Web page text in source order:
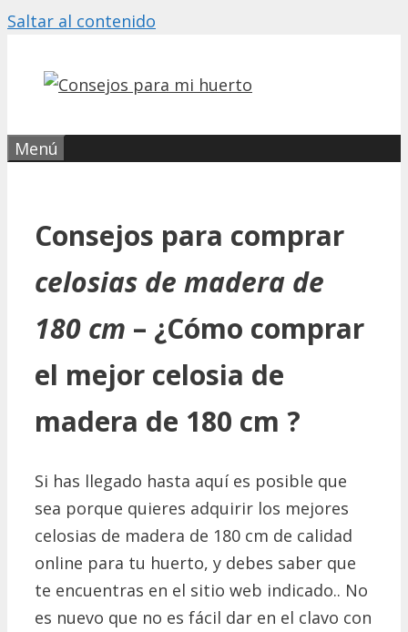
Saltar al contenido
Menú
Consejos para comprar
celosias de madera de
180 cm – ¿Cómo comprar
el mejor celosia de
madera de 180 cm ?
Si has llegado hasta aquí es posible que
sea porque quieres adquirir los mejores
celosias de madera de 180 cm de calidad
online para tu huerto, y debes saber que
te encuentras en el sitio web indicado.. No
es nuevo que no es fácil dar en el clavo con